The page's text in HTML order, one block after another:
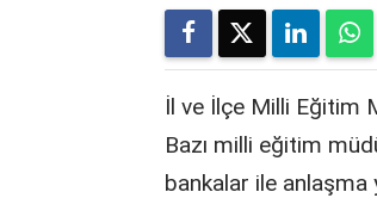
İl ve İlçe Milli Eğitim
Bazı milli eğitim
bankalar ile anlaşma